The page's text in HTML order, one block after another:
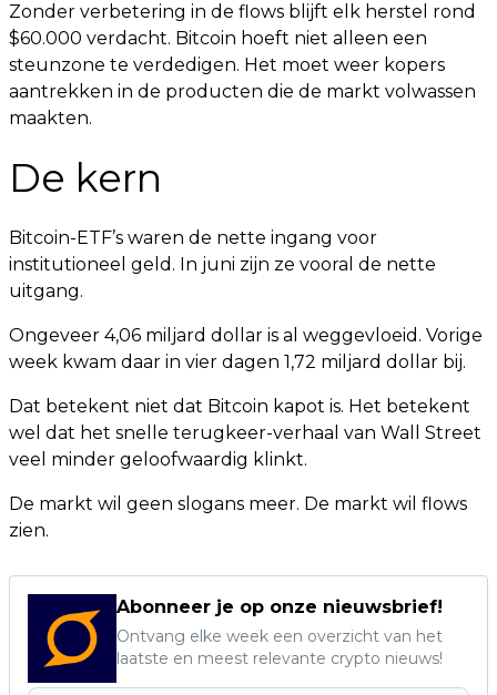
Zonder verbetering in de flows blijft elk herstel rond
$60.000 verdacht. Bitcoin hoeft niet alleen een
steunzone te verdedigen. Het moet weer kopers
aantrekken in de producten die de markt volwassen
maakten.
De kern
Bitcoin-ETF’s waren de nette ingang voor
institutioneel geld. In juni zijn ze vooral de nette
uitgang.
Ongeveer 4,06 miljard dollar is al weggevloeid. Vorige
week kwam daar in vier dagen 1,72 miljard dollar bij.
Dat betekent niet dat Bitcoin kapot is. Het betekent
wel dat het snelle terugkeer-verhaal van Wall Street
veel minder geloofwaardig klinkt.
De markt wil geen slogans meer. De markt wil flows
zien.
Abonneer je op onze nieuwsbrief!
Ontvang elke week een overzicht van het
laatste en meest relevante crypto nieuws!